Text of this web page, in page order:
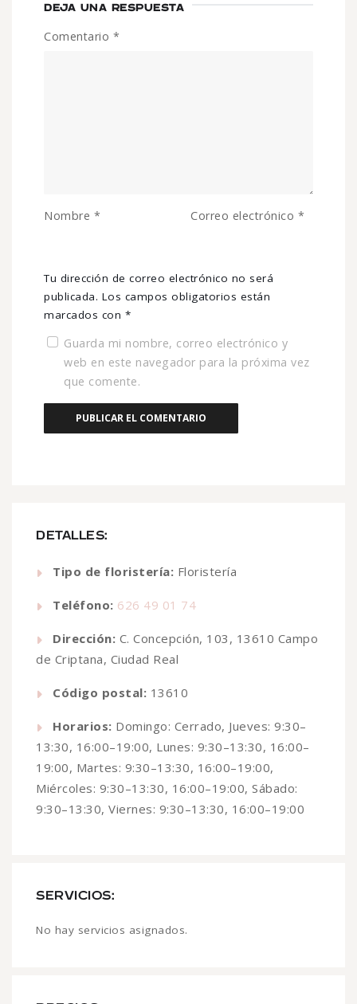
DETALLES:
Tipo de floristería: Floristería
Teléfono: 626 49 01 74
Dirección: C. Concepción, 103, 13610 Campo
de Criptana, Ciudad Real
Código postal: 13610
Horarios: Domingo: Cerrado, Jueves: 9:30–
13:30, 16:00–19:00, Lunes: 9:30–13:30, 16:00–
19:00, Martes: 9:30–13:30, 16:00–19:00,
Miércoles: 9:30–13:30, 16:00–19:00, Sábado:
9:30–13:30, Viernes: 9:30–13:30, 16:00–19:00
SERVICIOS:
No hay servicios asignados.
DEJA UNA RESPUESTA
Tu dirección de correo electrónico no será
publicada. Los campos obligatorios están
marcados con *
Comentario *
Nombre * Correo electrónico *
Guarda mi nombre, correo electrónico y
web en este navegador para la próxima vez
que comente.